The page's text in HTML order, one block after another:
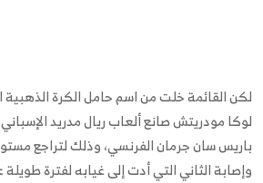
لكن القائمة خلت من اسم حامل الكرة الذهبية
لوكا مودريتش صانع ألعاب ريال مدريد
باريس سان جرمان الفرنسي، وذلك لتراجع
وإصابة الثاني التي أدت إلى غيابه لفترة